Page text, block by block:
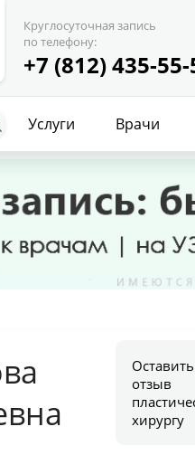
Круглосуточная запись
по телефону:
+7 (812) 435-
Услуги Врачи
Оставить
отзыв
хирургу